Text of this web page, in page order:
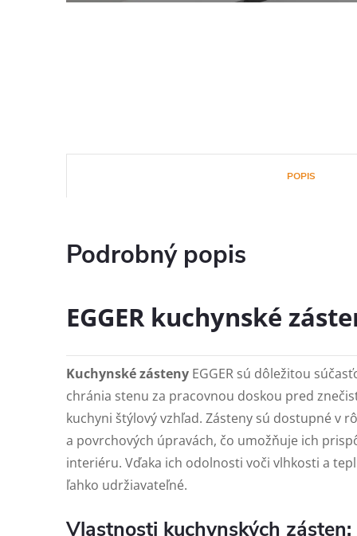
POPIS
Podrobný popis
EGGER kuchynské
Kuchynské zásteny EGGER sú dôležitou
chránia stenu za pracovnou doskou pred
kuchyni štýlový vzhľad. Zásteny sú dostupné v
a povrchových úpravách, čo umožňuje ich
interiéru. Vďaka ich odolnosti voči vlhkosti a
ľahko udržiavateľné.
Vlastnosti kuchynských zásten: